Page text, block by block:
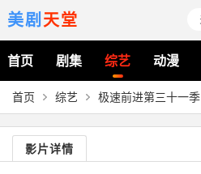
美剧天堂
首页 剧集 综艺 动漫
首页 综艺 极速前进第三十一季
影片详情